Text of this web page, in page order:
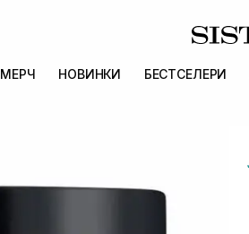
МЕРЧ НОВИНКИ БЕСТСЕЛЕРИ